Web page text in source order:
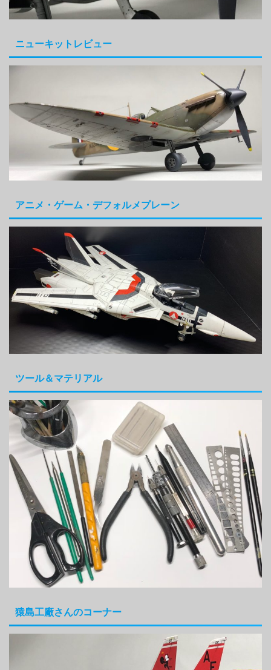
ニューキットレビュー
アニメ・ゲーム・デフォルメプレーン
ツール＆マテリアル
猿島工廠さんのコーナー